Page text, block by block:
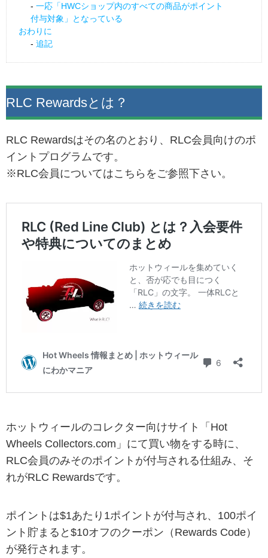
一応「HWCショップ内のすべての商品がポイント
付与対象」となっている
おわりに
追記
RLC Rewardsとは？
RLC Rewardsはその名のとおり、RLC会員向けのポ
イントプログラムです。
※RLC会員についてはこちらをご参照下さい。
ホットウィールのコレクター向けサイト「Hot
Wheels Collectors.com」にて買い物をする時に、
RLC会員のみそのポイントが付与される仕組み、そ
れがRLC Rewardsです。
ポイントは$1あたり1ポイントが付与され、100ポイ
ント貯まると$10オフのクーポン（Rewards Code）
が発行されます。